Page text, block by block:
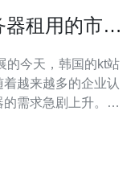
租用的市场
的今天，韩国的kt站
越来越多的企业认
需求急剧上升。本